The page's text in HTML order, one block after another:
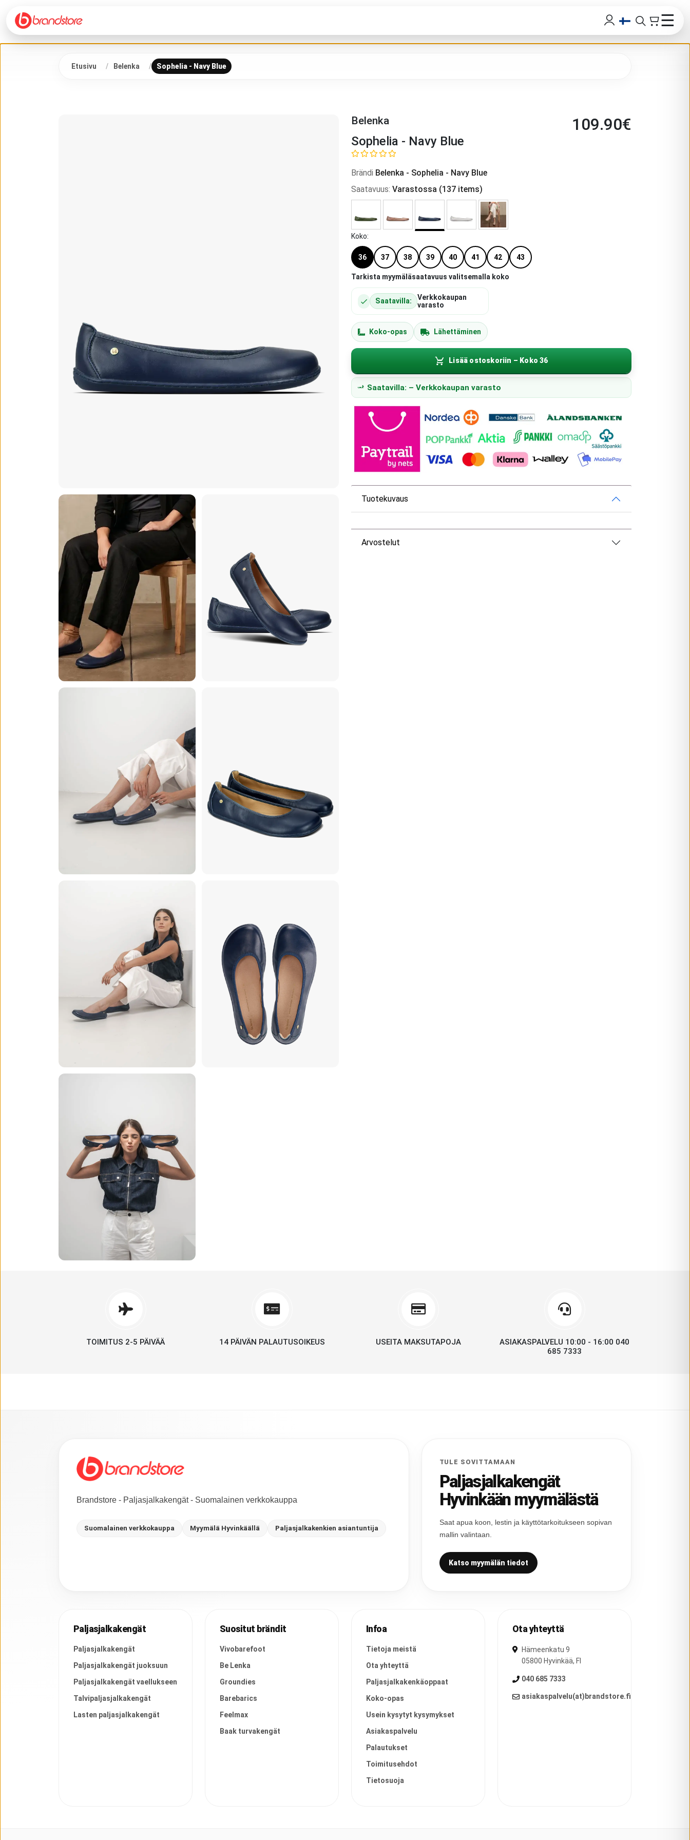
☰
Etusivu Belenka Sophelia - Navy Blue
Belenka 109.90€
Sophelia - Navy Blue
Brändi Belenka - Sophelia - Navy Blue
Saatavuus: Varastossa (137 items)
Koko:
36 37 38 39 40 41 42 43
Tarkista myymäläsaatavuus valitsemalla koko
Saatavilla:
Verkkokaupan
varasto
Koko-opas Lähettäminen
Lisää ostoskoriin – Koko 36
Saatavilla: – Verkkokaupan varasto
Tuotekuvaus
Arvostelut
TOIMITUS 2-5 PÄIVÄÄ 14 PÄIVÄN PALAUTUSOIKEUS USEITA MAKSUTAPOJA
ASIAKASPALVELU 10:00 - 16:00 040
685 7333
Brandstore - Paljasjalkakengät - Suomalainen verkkokauppa
Suomalainen verkkokauppa Myymälä Hyvinkäällä Paljasjalkakenkien asiantuntija
TULE SOVITTAMAAN
Paljasjalkakengät
Hyvinkään myymälästä
Saat apua koon, lestin ja käyttötarkoitukseen sopivan
mallin valintaan.
Katso myymälän tiedot
Paljasjalkakengät
Paljasjalkakengät
Paljasjalkakengät juoksuun
Paljasjalkakengät vaellukseen
Talvipaljasjalkakengät
Lasten paljasjalkakengät
Suositut brändit
Vivobarefoot
Be Lenka
Groundies
Barebarics
Feelmax
Baak turvakengät
Infoa
Tietoja meistä
Ota yhteyttä
Paljasjalkakenkäoppaat
Koko-opas
Usein kysytyt kysymykset
Asiakaspalvelu
Palautukset
Toimitusehdot
Tietosuoja
Ota yhteyttä
Hämeenkatu 9
05800 Hyvinkää, FI
040 685 7333
asiakaspalvelu(at)brandstore.fi